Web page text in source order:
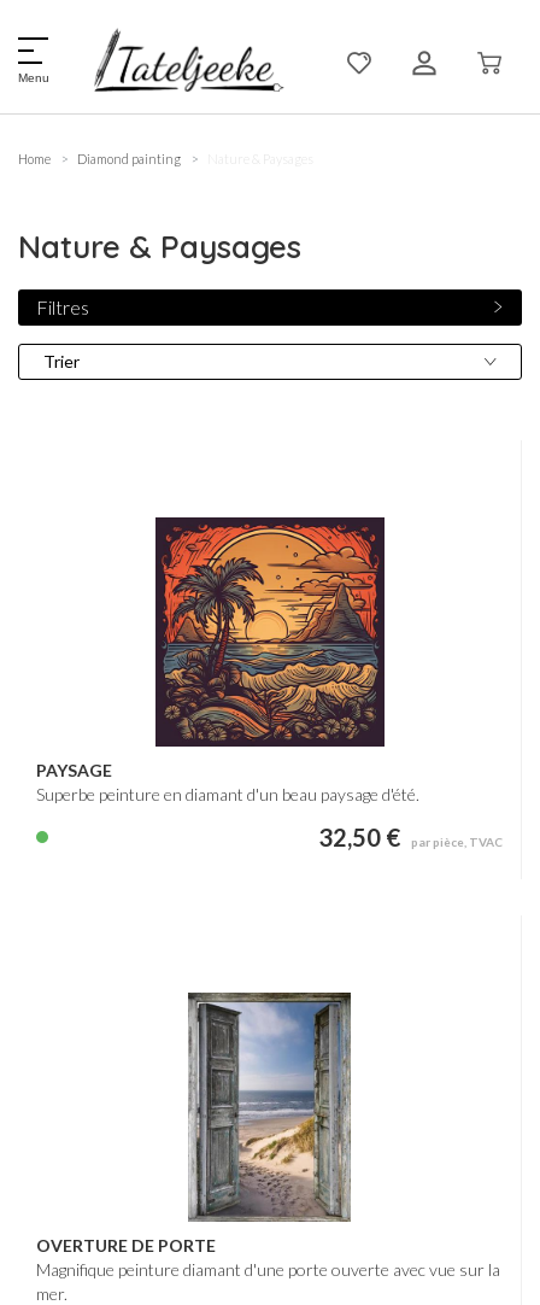
Menu
Home Diamond painting Nature & Paysages
Nature & Paysages
Filtres
Trier
PAYSAGE
Superbe peinture en diamant d'un beau paysage d'été.
32,50 € par pièce, TVAC
OVERTURE DE PORTE
Magnifique peinture diamant d'une porte ouverte avec vue sur la
mer.